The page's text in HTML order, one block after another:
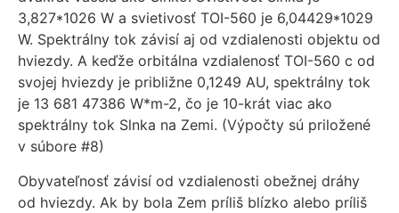
3,827*1026 W a svietivosť TOI-560 je 6,04429*1029
W. Spektrálny tok závisí aj od vzdialenosti objektu od
hviezdy. A keďže orbitálna vzdialenosť TOI-560 c od
svojej hviezdy je približne 0,1249 AU, spektrálny tok
je 13 681 47386 W*m-2, čo je 10-krát viac ako
spektrálny tok Slnka na Zemi. (Výpočty sú priložené
v súbore #8)
Obyvateľnosť závisí od vzdialenosti obežnej dráhy
od hviezdy. Ak by bola Zem príliš blízko alebo príliš